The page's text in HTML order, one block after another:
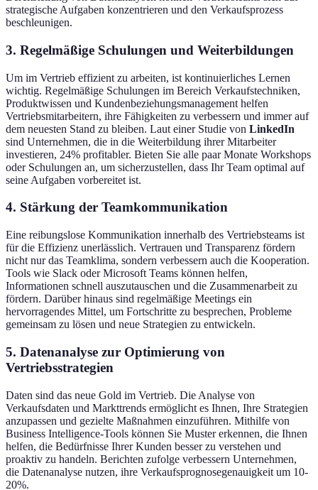
strategische Aufgaben konzentrieren und den Verkaufsprozess
beschleunigen.
3. Regelmäßige Schulungen und Weiterbildungen
Um im Vertrieb effizient zu arbeiten, ist kontinuierliches Lernen
wichtig. Regelmäßige Schulungen im Bereich Verkaufstechniken,
Produktwissen und Kundenbeziehungsmanagement helfen
Vertriebsmitarbeitern, ihre Fähigkeiten zu verbessern und immer auf
dem neuesten Stand zu bleiben. Laut einer Studie von LinkedIn
sind Unternehmen, die in die Weiterbildung ihrer Mitarbeiter
investieren, 24% profitabler. Bieten Sie alle paar Monate Workshops
oder Schulungen an, um sicherzustellen, dass Ihr Team optimal auf
seine Aufgaben vorbereitet ist.
4. Stärkung der Teamkommunikation
Eine reibungslose Kommunikation innerhalb des Vertriebsteams ist
für die Effizienz unerlässlich. Vertrauen und Transparenz fördern
nicht nur das Teamklima, sondern verbessern auch die Kooperation.
Tools wie Slack oder Microsoft Teams können helfen,
Informationen schnell auszutauschen und die Zusammenarbeit zu
fördern. Darüber hinaus sind regelmäßige Meetings ein
hervorragendes Mittel, um Fortschritte zu besprechen, Probleme
gemeinsam zu lösen und neue Strategien zu entwickeln.
5. Datenanalyse zur Optimierung von
Vertriebsstrategien
Daten sind das neue Gold im Vertrieb. Die Analyse von
Verkaufsdaten und Markttrends ermöglicht es Ihnen, Ihre Strategien
anzupassen und gezielte Maßnahmen einzuführen. Mithilfe von
Business Intelligence-Tools können Sie Muster erkennen, die Ihnen
helfen, die Bedürfnisse Ihrer Kunden besser zu verstehen und
proaktiv zu handeln. Berichten zufolge verbessern Unternehmen,
die Datenanalyse nutzen, ihre Verkaufsprognosegenauigkeit um 10-
20%.